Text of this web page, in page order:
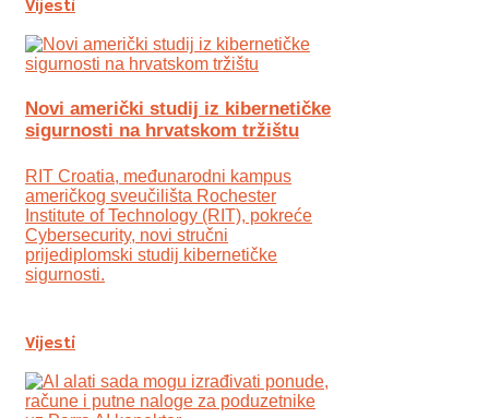
Vijesti
Novi američki studij iz kibernetičke
sigurnosti na hrvatskom tržištu
RIT Croatia, međunarodni kampus
američkog sveučilišta Rochester
Institute of Technology (RIT), pokreće
Cybersecurity, novi stručni
prijediplomski studij kibernetičke
sigurnosti.
Vijesti